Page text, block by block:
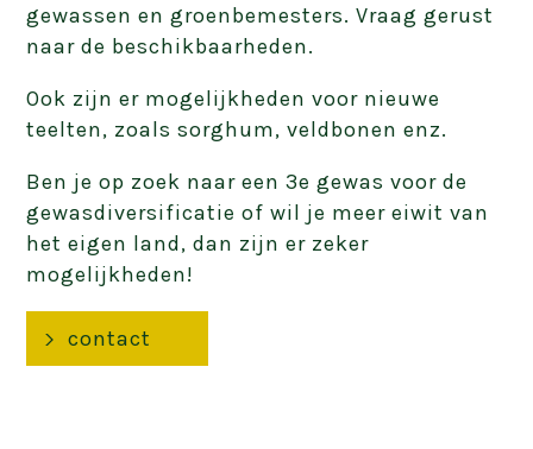
gewassen en groenbemesters. Vraag gerust
naar de beschikbaarheden.
Ook zijn er mogelijkheden voor nieuwe
teelten, zoals sorghum, veldbonen enz.
Ben je op zoek naar een 3e gewas voor de
gewasdiversificatie of wil je meer eiwit van
het eigen land, dan zijn er zeker
mogelijkheden!
contact